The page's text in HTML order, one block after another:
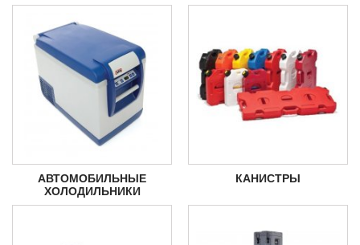
АВТОМОБИЛЬНЫЕ
ХОЛОДИЛЬНИКИ
КАНИСТРЫ